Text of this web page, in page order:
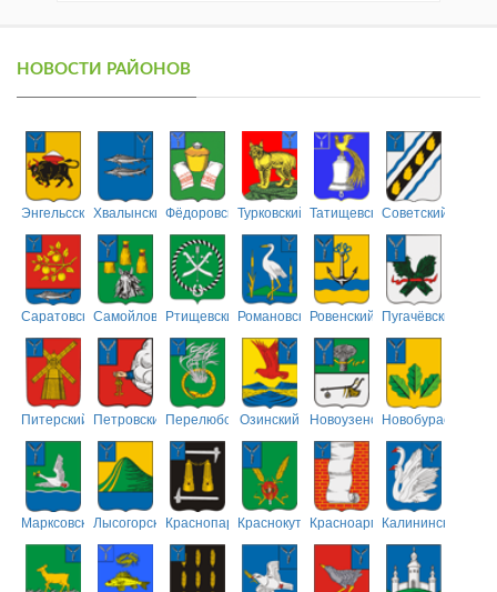
НОВОСТИ РАЙОНОВ
ЭнгельсскийХвалынскийФёдоровскийТурковский ТатищевскийСоветский
СаратовскийСамойловскийРтищевскийРомановскийРовенский Пугачёвский
Питерский ПетровскийПерелюбскийОзинский НовоузенскийНовобурасский
МарксовскийЛысогорскийКраснопартизанский
КраснокутскийКрасноармейский
Калининский